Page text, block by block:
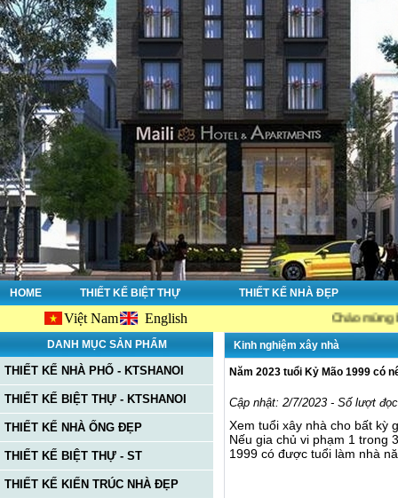
HOME THIẾT KẾ BIỆT THỰ THIẾT KẾ NHÀ ĐẸP
Việt Nam English Chào mừng bạn
DANH MỤC SẢN PHẨM
THIẾT KẾ NHÀ PHỐ - KTSHANOI
THIẾT KẾ BIỆT THỰ - KTSHANOI
THIẾT KẾ NHÀ ỐNG ĐẸP
THIẾT KẾ BIỆT THỰ - ST
THIẾT KẾ KIẾN TRÚC NHÀ ĐẸP
Kinh nghiệm xây nhà
Năm 2023 tuổi Kỷ Mão 1999 có
Cập nhật: 2/7/2023 - Số lượt
Xem tuổi xây nhà cho bất kỳ
Nếu gia chủ vi phạm 1 trong
1999 có được tuổi làm nhà